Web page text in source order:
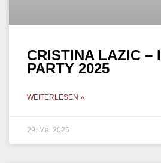
CRISTINA LAZIC –
PARTY 2025
WEITERLESEN »
29. Mai 2025